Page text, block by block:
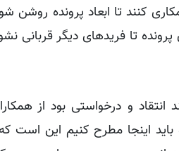
کنند تا ابعاد پرونده روشن
تا فریدهای دیگر قربانی
انتقاد و درخواستی بود از
اینجا مطرح کنیم این است